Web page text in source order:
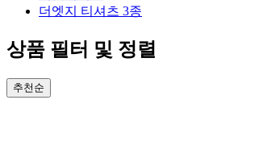
더엣지 티셔츠 3종
상품 필터 및 정렬
추천순